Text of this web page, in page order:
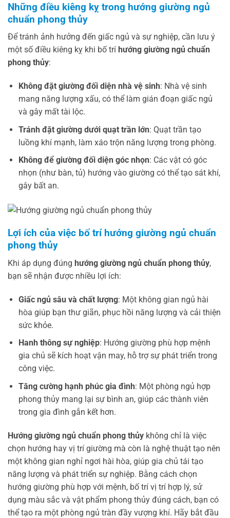
Những điều kiêng kỵ trong hướng giường ngủ
chuẩn phong thủy
Để tránh ảnh hưởng đến giấc ngủ và sự nghiệp, cần lưu ý
một số điều kiêng kỵ khi bố trí hướng giường ngủ chuẩn
phong thủy:
Không đặt giường đối diện nhà vệ sinh: Nhà vệ sinh
mang năng lượng xấu, có thể làm gián đoạn giấc ngủ
và gây mất tài lộc.
Tránh đặt giường dưới quạt trần lớn: Quạt trần tạo
luồng khí mạnh, làm xáo trộn năng lượng trong phòng.
Không để giường đối diện góc nhọn: Các vật có góc
nhọn (như bàn, tủ) hướng vào giường có thể tạo sát khí,
gây bất an.
Lợi ích của việc bố trí hướng giường ngủ chuẩn
phong thủy
Khi áp dụng đúng hướng giường ngủ chuẩn phong thủy,
bạn sẽ nhận được nhiều lợi ích:
Giấc ngủ sâu và chất lượng: Một không gian ngủ hài
hòa giúp bạn thư giãn, phục hồi năng lượng và cải thiện
sức khỏe.
Hanh thông sự nghiệp: Hướng giường phù hợp mệnh
gia chủ sẽ kích hoạt vận may, hỗ trợ sự phát triển trong
công việc.
Tăng cường hạnh phúc gia đình: Một phòng ngủ hợp
phong thủy mang lại sự bình an, giúp các thành viên
trong gia đình gắn kết hơn.
Hướng giường ngủ chuẩn phong thủy không chỉ là việc
chọn hướng hay vị trí giường mà còn là nghệ thuật tạo nên
một không gian nghỉ ngơi hài hòa, giúp gia chủ tái tạo
năng lượng và phát triển sự nghiệp. Bằng cách chọn
hướng giường phù hợp với mệnh, bố trí vị trí hợp lý, sử
dụng màu sắc và vật phẩm phong thủy đúng cách, bạn có
thể tạo ra một phòng ngủ tràn đầy vượng khí. Hãy bắt đầu